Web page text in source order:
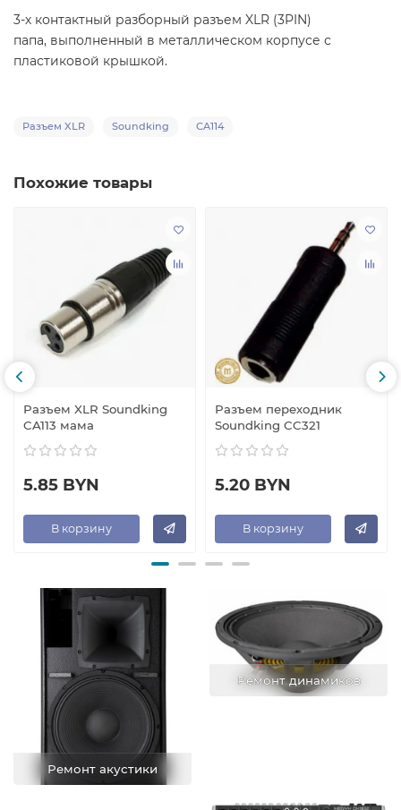
3-х контактный разборный разъем XLR (3PIN)
папа, выполненный в металлическом корпусе с
пластиковой крышкой.
Разъем XLR Soundking CA114
Похожие товары
Разъем XLR Soundking
CA113 мама
5.85 BYN
В корзину
Разъем переходник
Soundking CC321
5.20 BYN
В корзину
Ремонт акустики
Ремонт динамиков